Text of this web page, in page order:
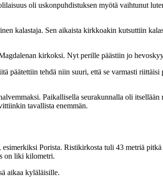
oli uskonpuhdistuksen myötä vaihtunut
kalastaja. Sen aikaista kirkkoakin kutsuttiin
kirkoksi. Nyt perille päästiin jo
tehdä niin suuri, että se varmasti
Paikallisella seurakunnalla oli itsellään
tavallista enemmän.
Porista. Ristikirkosta tuli 43 metriä
on liki kilometri.
aikaa kyläläisille.